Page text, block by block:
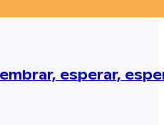
esperar,